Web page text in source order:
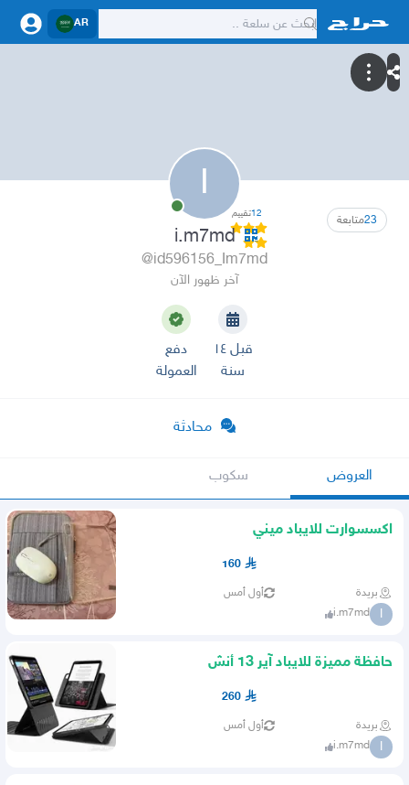
AR
I
23متابعة 12تقييم
i.m7md
@id596156_Im7md
آخر ظهور الآن
قبل ١٤
سنة
دفع
العمولة
محادثة
العروض سكوب
اكسسوارت للايباد ميني
160
بريدة أول أمس
I
i.m7md
حافظة مميزة للايباد آير 13 أنش
260
بريدة أول أمس
I
i.m7md